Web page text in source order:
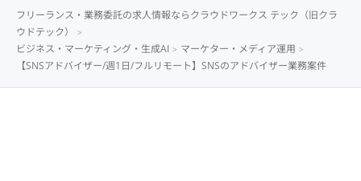
フリーランス・業務委託の求人情報ならクラウドワークス テック（旧クラ
ウドテック）
ビジネス・マーケティング・生成AI
マーケター・メディア運用
【SNSアドバイザー/週1日/フルリモート】SNSのアドバイザー業務案件